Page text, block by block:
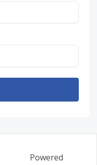
Powered